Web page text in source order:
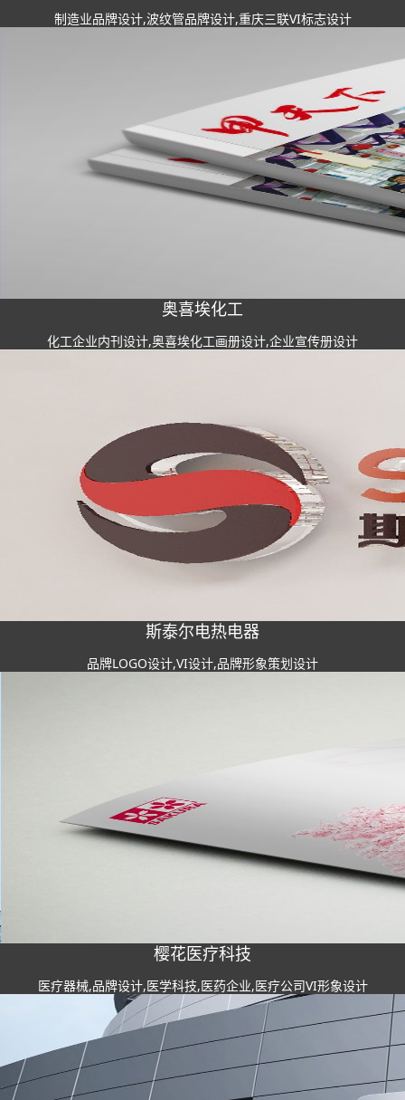
制造业品牌设计,波纹管品牌设计,重庆三联VI标志设计
奥喜埃化工
化工企业内刊设计,奥喜埃化工画册设计,企业宣传册设计
斯泰尔电热电器
品牌LOGO设计,VI设计,品牌形象策划设计
樱花医疗科技
医疗器械,品牌设计,医学科技,医药企业,医疗公司VI形象设计